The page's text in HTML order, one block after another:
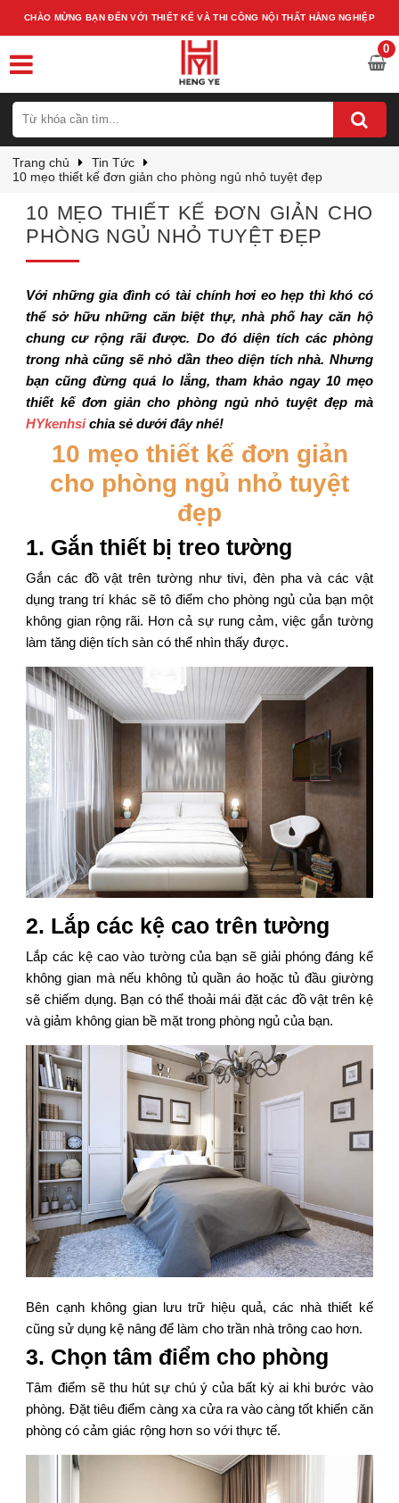
CHÀO MỪNG BẠN ĐẾN VỚI THIẾT KẾ VÀ THI CÔNG NỘI THẤT HẰNG NGHIỆP
0
Trang chủ
Tin Tức
10 mẹo thiết kế đơn giản cho phòng ngủ nhỏ tuyệt đẹp
10 MẸO THIẾT KẾ ĐƠN GIẢN CHO
PHÒNG NGỦ NHỎ TUYỆT ĐẸP
Với những gia đình có tài chính hơi eo hẹp thì khó có
thể sở hữu những căn biệt thự, nhà phố hay căn hộ
chung cư rộng rãi được. Do đó diện tích các phòng
trong nhà cũng sẽ nhỏ dần theo diện tích nhà. Nhưng
bạn cũng đừng quá lo lắng, tham khảo ngay 10 mẹo
thiết kế đơn giản cho phòng ngủ nhỏ tuyệt đẹp mà
HYkenhsichia sẻ dưới đây nhé!
10 mẹo thiết kế đơn giản
cho phòng ngủ nhỏ tuyệt
đẹp
1. Gắn thiết bị treo tường
Gắn các đồ vật trên tường như tivi, đèn pha và các vật
dụng trang trí khác sẽ tô điểm cho phòng ngủ của bạn một
không gian rộng rãi. Hơn cả sự rung cảm, việc gắn tường
làm tăng diện tích sàn có thể nhìn thấy được.
2. Lắp các kệ cao trên tường
Lắp các kệ cao vào tường của bạn sẽ giải phóng đáng kể
không gian mà nếu không tủ quần áo hoặc tủ đầu giường
sẽ chiếm dụng. Bạn có thể thoải mái đặt các đồ vật trên kệ
và giảm không gian bề mặt trong phòng ngủ của bạn.
Bên cạnh không gian lưu trữ hiệu quả, các nhà thiết kế
cũng sử dụng kệ nâng để làm cho trần nhà trông cao hơn.
3. Chọn tâm điểm cho phòng
Tâm điểm sẽ thu hút sự chú ý của bất kỳ ai khi bước vào
phòng. Đặt tiêu điểm càng xa cửa ra vào càng tốt khiến căn
phòng có cảm giác rộng hơn so với thực tế.